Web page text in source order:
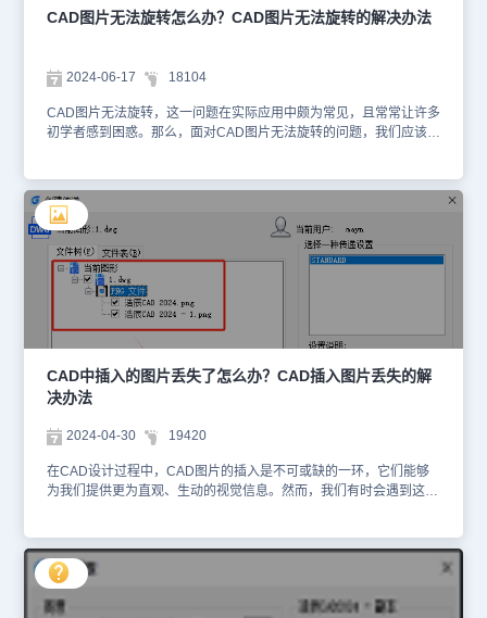
助您将CAD图纸导出为图片格式。您可以根据自己的需求和实际情况
选择合适的方法进行操作。
CAD图片无法旋转怎么办？CAD图片无法旋转的解决办法
2024-06-17 18104
CAD图片无法旋转，这一问题在实际应用中颇为常见，且常常让许多
初学者感到困惑。那么，面对CAD图片无法旋转的问题，我们应该如
图片无法旋转的原因：CAD图片无法旋转通常是因为在图片属性为
【OLE】对象，即对象链接与嵌入（Object Linking and
Embedding）对象。由于其嵌入或链接的特性，这类对象往往保持
了其原始属性，比如旋转角度等。这就意味着，即使你尝试在CAD软
件中对这些对象进行旋转操作，它们也可能不会按照你的预期进行旋
转。CAD图片无法旋转的解决办法：如果想要旋转CAD图片的角
度，只能将图片重新插入为光栅图像。具体操作步骤如下：（1）在
浩辰CAD中打开图纸文件后，点击菜单栏中的【插入】—【光栅图
像】。（2）在弹出的【选择参照文件】对话框中，找到并选中需要
插入的图片后，点击【打开】。（3）在弹出的【附着图像】对话框
中，可以根据自身需求设置图片的路径类型、缩放比例、旋转角度等
参数，设置完成后，点击【确定】按钮，在图纸中指定插入点即可。
总之，CAD图片无法旋转的问题往往是由于图片被识别为【OLE】对
象所导致的。通过了解这一原因，并采取适当的解决方法，你就可以
轻松地解决这一问题，实现CAD图片的旋转操作。
CAD中插入的图片丢失了怎么办？CAD插入图片丢失的解
决办法
2024-04-30 19420
在CAD设计过程中，CAD图片的插入是不可或缺的一环，它们能够
为我们提供更为直观、生动的视觉信息。然而，我们有时会遇到这样
编一起来了解CAD插入图片丢失的原因以及相对应的解决办法吧！
CAD插入的图片丢失的原因：通过【光栅图像】功能插入的图片和图
纸分别是两个单独的文件。当我们对插入的图片源文件进行移动、重
命名、删除等操作，或者在传输图纸时未能同时发送其中的图片，系